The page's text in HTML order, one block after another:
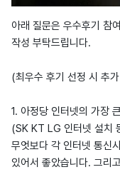
아래 질문은 우수후기 참
작성 부탁드립니다.
(최우수 후기 선정 시 추
1. 아정당 인터넷의 가장
(SK KT LG 인터넷 설치
무엇보다 각 인터넷 통신
있어서 좋았습니다. 그리